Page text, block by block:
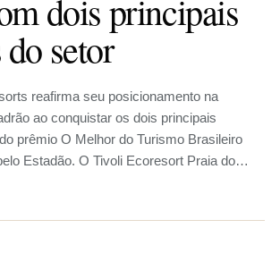
dois principais
setor
reafirma seu posicionamento na
ao conquistar os dois principais
prêmio O Melhor do Turismo Brasileiro
Estadão. O Tivoli Ecoresort Praia do…